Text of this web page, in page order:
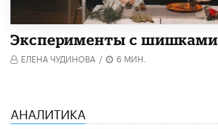
Эксперименты с шишками
ЕЛЕНА ЧУДИНОВА / 6 МИН.
АНАЛИТИКА